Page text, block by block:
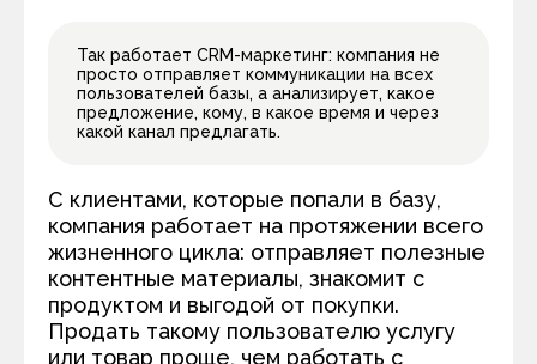
Так работает CRM-маркетинг: компания не
просто отправляет коммуникации на всех
пользователей базы, а анализирует, какое
предложение, кому, в какое время и через
какой канал предлагать.
С клиентами, которые попали в базу,
компания работает на протяжении всего
жизненного цикла: отправляет полезные
контентные материалы, знакомит с
продуктом и выгодой от покупки.
Продать такому пользователю услугу
или товар проще, чем работать с